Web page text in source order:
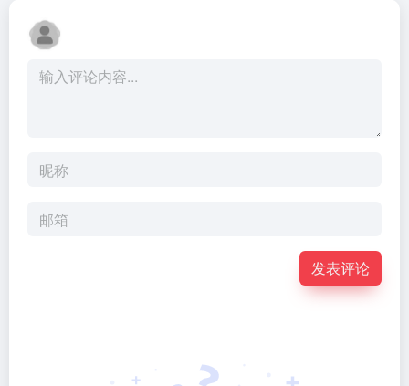
发表评论